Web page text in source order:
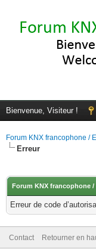
Bienvenue, Visiteur !
Forum KNX francophone /
Erreur
Forum KNX francophone
Erreur de code
Contact Retourner en